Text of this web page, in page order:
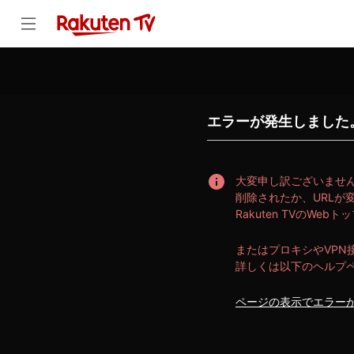
エラーが発生しました
大変申し訳ございませ
削除されたか、URLが
Rakuten TVのWebト
またはプロキシやVPN
詳しくは以下のヘルプ
ページの表示でエラー